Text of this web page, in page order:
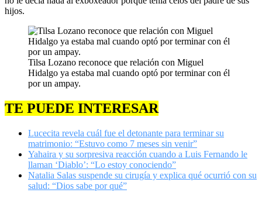
hijos.
Tilsa Lozano reconoce que relación con Miguel
Hidalgo ya estaba mal cuando optó por terminar con él
por un ampay.
TE PUEDE INTERESAR
Lucecita revela cuál fue el detonante para terminar su
matrimonio: “Estuvo como 7 meses sin venir”
Yahaira y su sorpresiva reacción cuando a Luis Fernando le
llaman ‘Diablo’: “Lo estoy conociendo”
Natalia Salas suspende su cirugía y explica qué ocurrió con su
salud: “Dios sabe por qué”